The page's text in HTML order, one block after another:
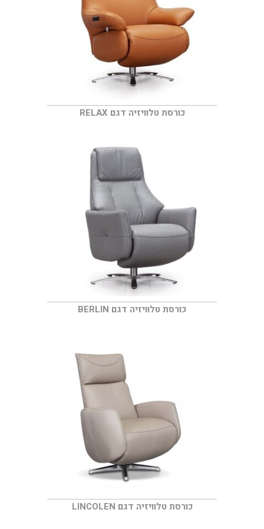
כורסת טלוויזיה דגם RELAX
כורסת טלוויזיה דגם BERLIN
כורסת טלוויזיה דגם LINCOLEN